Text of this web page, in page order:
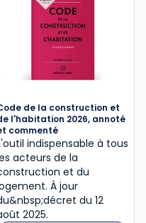
de la construction et
l'habitation 2026, annoté
commenté
indispensable à tous
acteurs de la
et du
À jour
du 12
2025.